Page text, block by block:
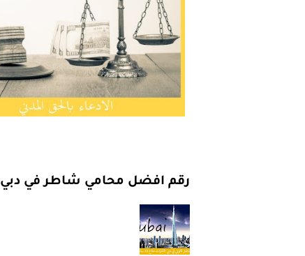
يوليو 31, 2025
رقم افضل محامي شاطر في دبي 2024